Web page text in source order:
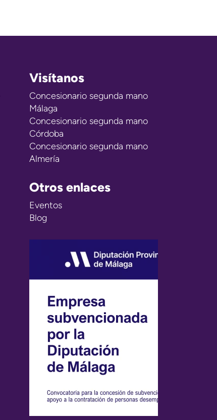
Visítanos
Concesionario segunda mano
Málaga
Concesionario segunda mano
Córdoba
Concesionario segunda mano
Almería
Otros enlaces
Eventos
Blog